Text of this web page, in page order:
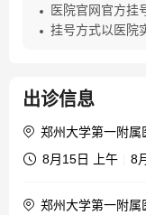
前置胎盘、产后出
保健院产科亚专科
获河南省、厅、市
技攻关项目，发表
1部。
医院官网官方挂
挂号方式以医院
出诊信息
郑州大学第一附属
8月15日 上午
8
郑州大学第一附属